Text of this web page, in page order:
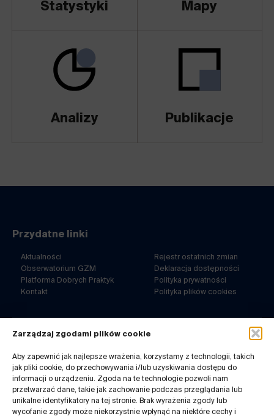
Zarządzaj zgodami plików cookie
Aby zapewnić jak najlepsze wrażenia, korzystamy z technologii, takich
jak pliki cookie, do przechowywania i/lub uzyskiwania dostępu do
informacji o urządzeniu. Zgoda na te technologie pozwoli nam
przetwarzać dane, takie jak zachowanie podczas przeglądania lub
unikalne identyfikatory na tej stronie. Brak wyrażenia zgody lub
wycofanie zgody może niekorzystnie wpłynąć na niektóre cechy i
Statystyki Mapy
Analizy Publikacje
40-053 Katowice
32 7180-767
pn-pt. 8-14
Kontakt do redakcji:
infogzm@metropoliagzm.pl
Przydatne linki
Aktualności
Obserwatorium GZM
Platforma Dobrych Praktyk
Kontakt
Rejestr ostatnich zmian
Deklaracja dostępności
Polityka prywatności
Polityka plików cookies